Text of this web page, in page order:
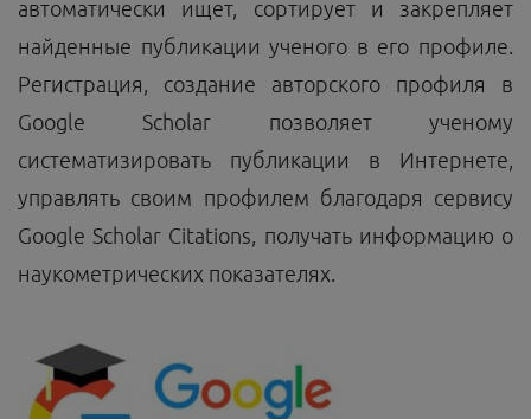
автоматически ищет, сортирует и закрепляет
найденные публикации ученого в его профиле.
Регистрация, создание авторского профиля в
Google Scholar позволяет ученому
систематизировать публикации в Интернете,
управлять своим профилем благодаря сервису
Google Scholar Citations, получать информацию о
наукометрических показателях.